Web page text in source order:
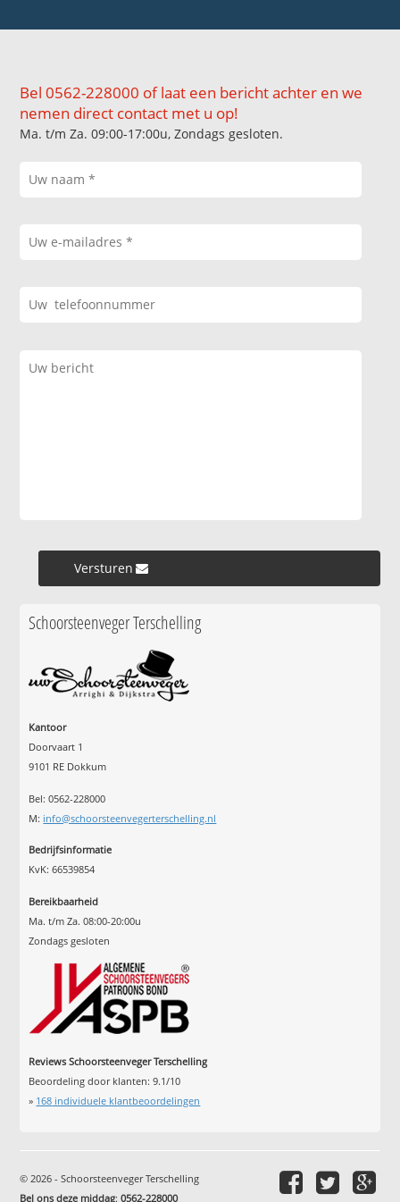
Bel 0562-228000 of laat een bericht achter en we
nemen direct contact met u op!
Ma. t/m Za. 09:00-17:00u, Zondags gesloten.
Versturen »
Schoorsteenveger Terschelling
Kantoor
Doorvaart 1
9101 RE Dokkum
Bel: 0562-228000
M: info@schoorsteenvegerterschelling.nl
Bedrijfsinformatie
KvK: 66539854
Bereikbaarheid
Ma. t/m Za. 08:00-20:00u
Zondags gesloten
Reviews Schoorsteenveger Terschelling
Beoordeling door klanten:9.1/10
» 168 individuele klantbeoordelingen
© 2026 - Schoorsteenveger Terschelling
Bel ons deze middag:0562-228000